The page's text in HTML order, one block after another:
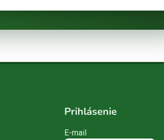
Prihlásenie
E-mail